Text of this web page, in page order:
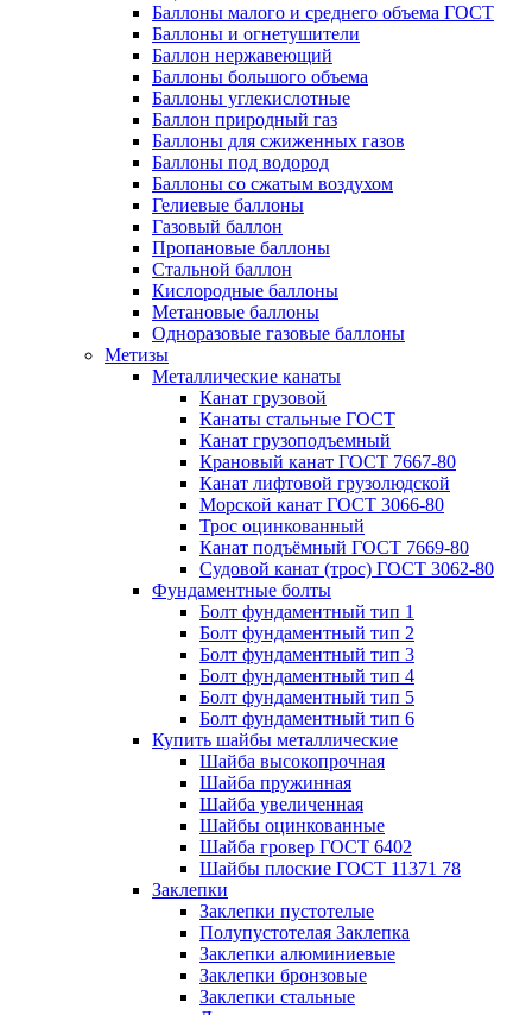
Баллоны малого и среднего объема ГОСТ
Баллоны и огнетушители
Баллон нержавеющий
Баллоны большого объема
Баллоны углекислотные
Баллон природный газ
Баллоны для сжиженных газов
Баллоны под водород
Баллоны со сжатым воздухом
Гелиевые баллоны
Газовый баллон
Пропановые баллоны
Стальной баллон
Кислородные баллоны
Метановые баллоны
Одноразовые газовые баллоны
Метизы
Металлические канаты
Канат грузовой
Канаты стальные ГОСТ
Канат грузоподъемный
Крановый канат ГОСТ 7667-80
Канат лифтовой грузолюдской
Морской канат ГОСТ 3066-80
Трос оцинкованный
Канат подъёмный ГОСТ 7669-80
Судовой канат (трос) ГОСТ 3062-80
Фундаментные болты
Болт фундаментный тип 1
Болт фундаментный тип 2
Болт фундаментный тип 3
Болт фундаментный тип 4
Болт фундаментный тип 5
Болт фундаментный тип 6
Купить шайбы металлические
Шайба высокопрочная
Шайба пружинная
Шайба увеличенная
Шайбы оцинкованные
Шайба гровер ГОСТ 6402
Шайбы плоские ГОСТ 11371 78
Заклепки
Заклепки пустотелые
Полупустотелая Заклепка
Заклепки алюминиевые
Заклепки бронзовые
Заклепки стальные